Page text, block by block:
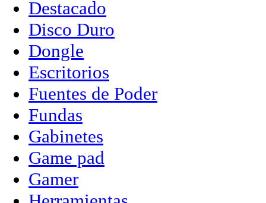
Destacado
Disco Duro
Dongle
Escritorios
Fuentes de Poder
Fundas
Gabinetes
Game pad
Gamer